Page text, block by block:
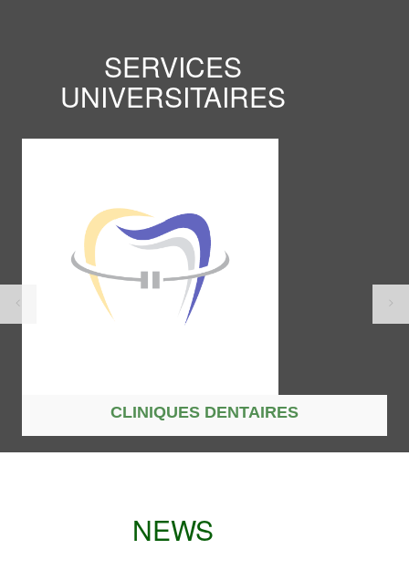
SERVICES
UNIVERSITAIRES
CLINIQUES DENTAIRES
NEWS